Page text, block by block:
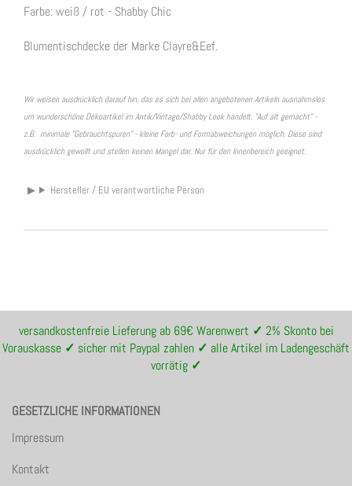
Farbe: weiß / rot - Shabby Chic
Blumentischdecke der Marke Clayre&Eef.
Wir weisen ausdrücklich darauf hin, das es sich bei allen angebotenen Artikeln ausnahmslos
um wunderschöne Dekoartikel im Antik/Vintage/Shabby Look handelt. "Auf alt gemacht" -
z.B. minimale "Gebrauchtspuren" - kleine Farb- und Formabweichungen möglich. Diese sind
ausdrücklich gewollt und stellen keinen Mangel dar. Nur für den Innenbereich geeignet.
Hersteller / EU verantwortliche Person
versandkostenfreie Lieferung ab 69€ Warenwert ✓ 2% Skonto bei
Vorauskasse ✓ sicher mit Paypal zahlen ✓ alle Artikel im Ladengeschäft
vorrätig ✓
GESETZLICHE INFORMATIONEN
Impressum
Kontakt